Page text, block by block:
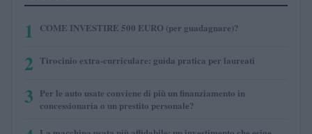
1 COME INVESTIRE 500 EURO (per guadagnare)?
2 Tirocinio extra-curriculare: guida pratica per laureati
3 Per le auto usate conviene di più un finanziamento in
concessionaria o un prestito personale?